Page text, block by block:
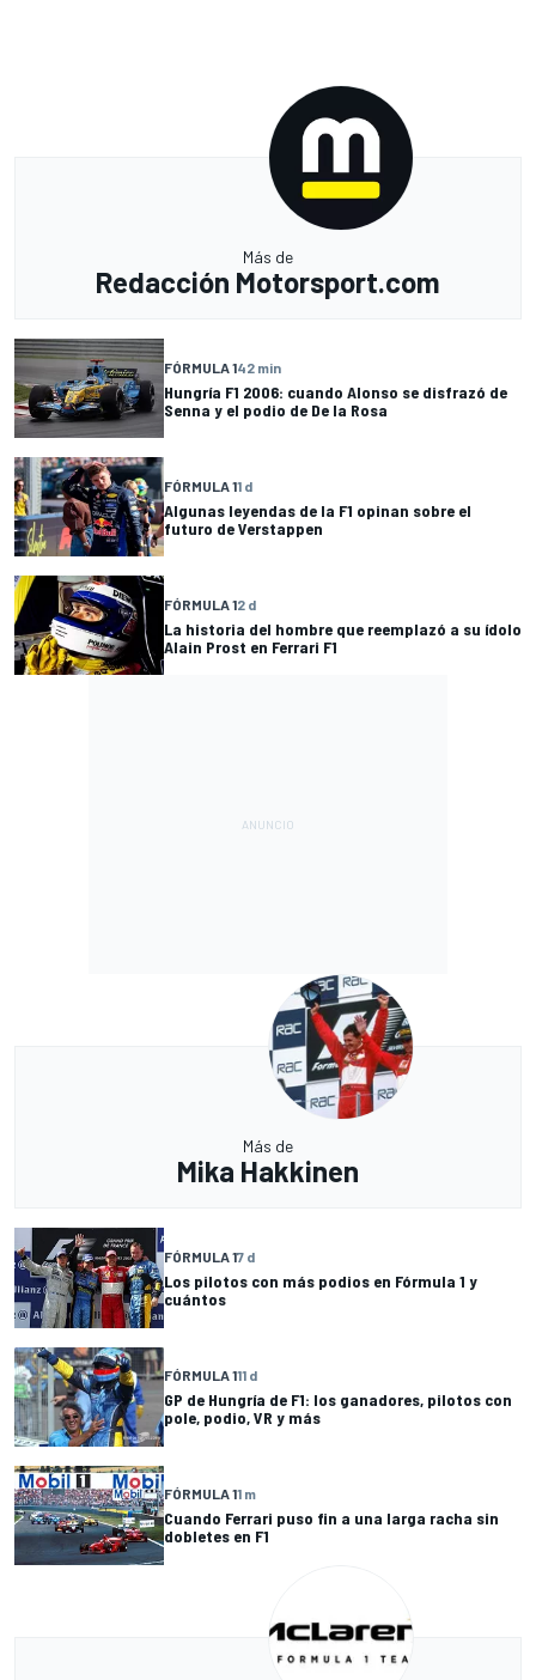
Más de
Redacción Motorsport.com
FÓRMULA 142 min
Hungría F1 2006: cuando Alonso se disfrazó de
Senna y el podio de De la Rosa
FÓRMULA 11 d
Algunas leyendas de la F1 opinan sobre el
futuro de Verstappen
FÓRMULA 12 d
La historia del hombre que reemplazó a su ídolo
Alain Prost en Ferrari F1
Más de
Mika Hakkinen
FÓRMULA 17 d
Los pilotos con más podios en Fórmula 1 y
cuántos
FÓRMULA 111 d
GP de Hungría de F1: los ganadores, pilotos con
pole, podio, VR y más
FÓRMULA 11 m
Cuando Ferrari puso fin a una larga racha sin
dobletes en F1